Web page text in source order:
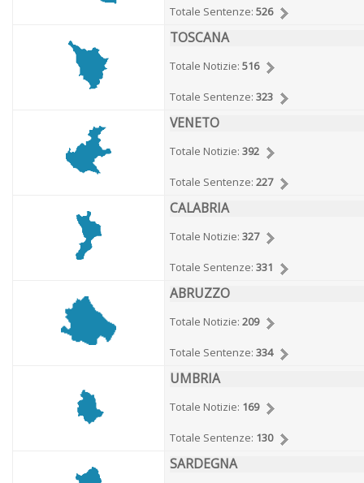
Totale Sentenze: 526
TOSCANA
Totale Notizie: 516
Totale Sentenze: 323
VENETO
Totale Notizie: 392
Totale Sentenze: 227
CALABRIA
Totale Notizie: 327
Totale Sentenze: 331
ABRUZZO
Totale Notizie: 209
Totale Sentenze: 334
UMBRIA
Totale Notizie: 169
Totale Sentenze: 130
SARDEGNA